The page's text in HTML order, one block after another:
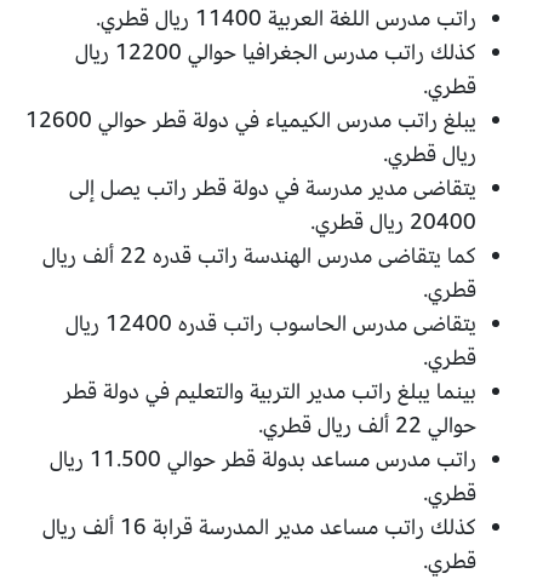
راتب مدرس اللغة العربية 11400 ريال قطري.
كذلك راتب مدرس الجغرافيا حوالي 12200 ريال
قطري.
يبلغ راتب مدرس الكيمياء في دولة قطر حوالي 12600
ريال قطري.
يتقاضى مدير مدرسة في دولة قطر راتب يصل إلى
20400 ريال قطري.
كما يتقاضى مدرس الهندسة راتب قدره 22 ألف ريال
قطري.
يتقاضى مدرس الحاسوب راتب قدره 12400 ريال
قطري.
بينما يبلغ راتب مدير التربية والتعليم في دولة قطر
حوالي 22 ألف ريال قطري.
راتب مدرس مساعد بدولة قطر حوالي 11.500 ريال
قطري.
كذلك راتب مساعد مدير المدرسة قرابة 16 ألف ريال
قطري.